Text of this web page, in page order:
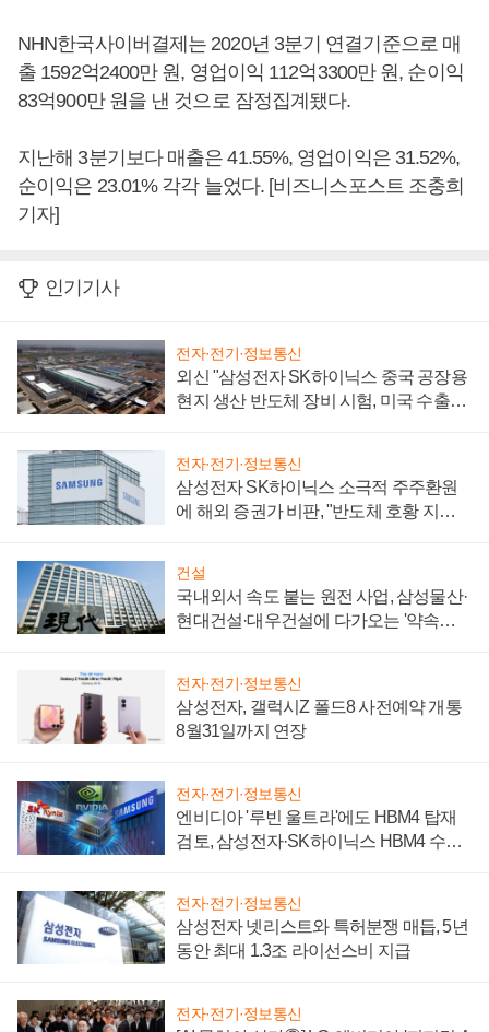
NHN한국사이버결제는 2020년 3분기 연결기준으로 매
출 1592억2400만 원, 영업이익 112억3300만 원, 순이익
83억900만 원을 낸 것으로 잠정집계됐다.
지난해 3분기보다 매출은 41.55%, 영업이익은 31.52%,
순이익은 23.01% 각각 늘었다. [비즈니스포스트 조충희
기자]
인기기사
전자·전기·정보통신
외신 "삼성전자 SK하이닉스 중국 공장용
현지 생산 반도체 장비 시험, 미국 수출통
전자·전기·정보통신
삼성전자 SK하이닉스 소극적 주주환원
에 해외 증권가 비판, "반도체 호황 지속
건설
국내외서 속도 붙는 원전 사업, 삼성물산·
현대건설·대우건설에 다가오는 '약속의
전자·전기·정보통신
삼성전자, 갤럭시Z 폴드8 사전예약 개통
8월31일까지 연장
전자·전기·정보통신
엔비디아 '루빈 울트라'에도 HBM4 탑재
검토, 삼성전자·SK하이닉스 HBM4 수율
전자·전기·정보통신
삼성전자 넷리스트와 특허분쟁 매듭, 5년
동안 최대 1.3조 라이선스비 지급
전자·전기·정보통신